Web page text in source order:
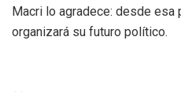
Macri lo agradece: desde
organizará su futuro político.